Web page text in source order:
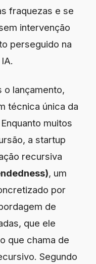
fraquezas e se
intervenção
perseguido na
o lançamento,
técnica única da
muitos
a startup
recursiva
, um
por
de
que ele
que chama de
Segundo